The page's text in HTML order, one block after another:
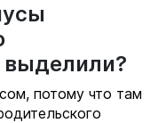
выделили?
потому что там